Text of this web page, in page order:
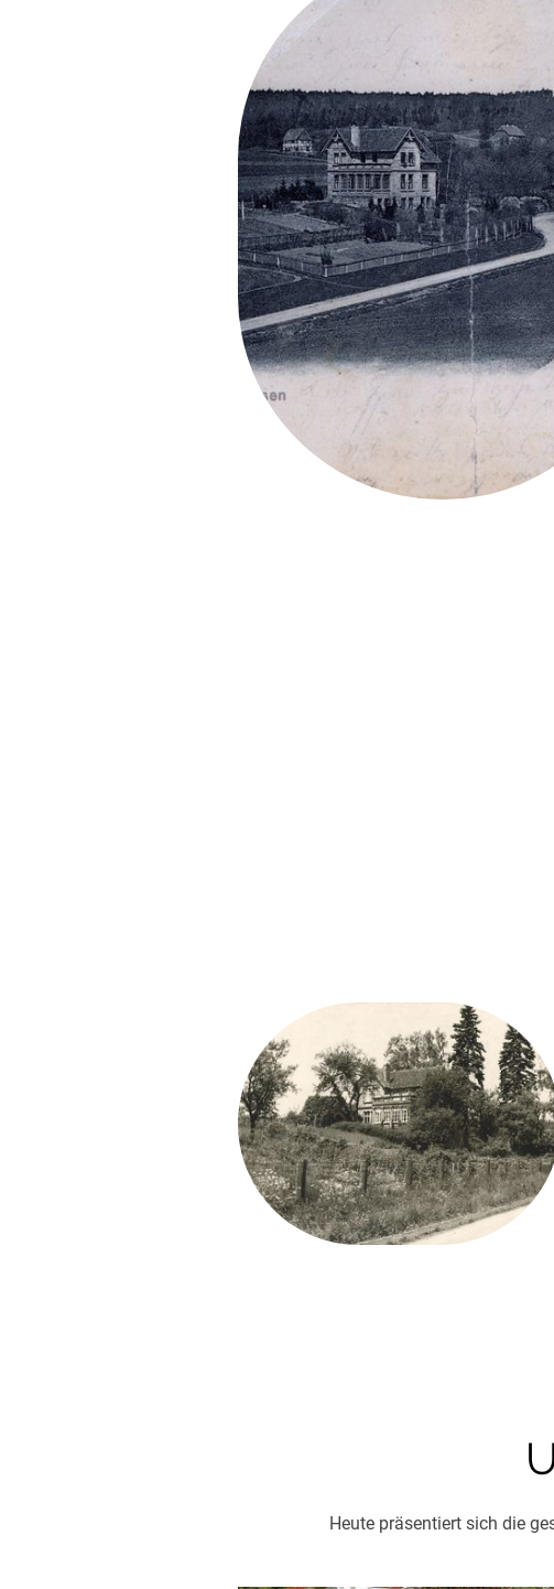
Heute präsentiert sich die